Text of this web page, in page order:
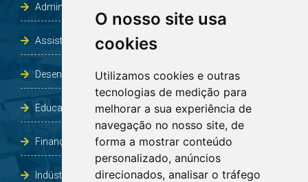
O nosso site usa
cookies
Utilizamos cookies e outras
tecnologias de medição para
melhorar a sua experiência de
navegação no nosso site, de
forma a mostrar conteúdo
personalizado, anúncios
direcionados, analisar o tráfego
Administração e Planejamento
Assistência Social e Habitação
Desenvolvimento e Obras
Educação, Cultura, Desporto, Lazer e Turismo
Finanças
Indústria, Comércio, Agricultura e Meio Ambiente